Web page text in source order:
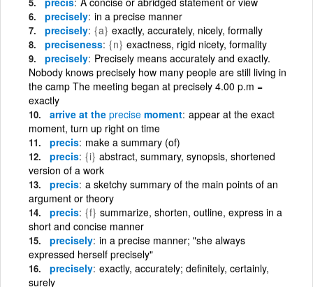
precisely in a precise manner
precisely {a} exactly, accurately, nicely, formally
preciseness {n} exactness, rigid nicety, formality
precisely Precisely means accurately and exactly.
Nobody knows precisely how many people are still living in
the camp The meeting began at precisely 4.00 p.m =
exactly
arrive at the precise moment appear at the exact
moment, turn up right on time
precis make a summary (of)
precis {i} abstract, summary, synopsis, shortened
version of a work
precis a sketchy summary of the main points of an
argument or theory
precis {f} summarize, shorten, outline, express in a
short and concise manner
precisely in a precise manner; "she always
expressed herself precisely"
precisely exactly, accurately; definitely, certainly,
surely